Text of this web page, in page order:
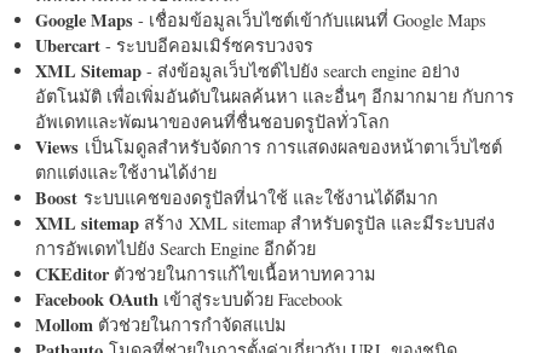
Google Maps - เชื่อมข้อมูลเว็บไซต์เข้ากับแผนที่ Google Maps
Ubercart - ระบบอีคอมเมิร์ซครบวงจร
XML Sitemap - ส่งข้อมูลเว็บไซต์ไปยัง search engine อย่าง
อัตโนมัติ เพื่อเพิ่มอันดับในผลค้นหา และอื่นๆ อีกมากมาย กับการ
อัพเดทและพัฒนาของคนที่ชื่นชอบดรูปัลทั่วโลก
Views เป็นโมดูลสำหรับจัดการ การแสดงผลของหน้าตาเว็บไซต์
ตกแต่งและใช้งานได้ง่าย
Boost ระบบแคชของดรูปัลที่น่าใช้ และใช้งานได้ดีมาก
XML sitemap สร้าง XML sitemap สำหรับดรูปัล และมีระบบส่ง
การอัพเดทไปยัง Search Engine อีกด้วย
CKEditorตัวช่วยในการแก้ไขเนื้อหาบทความ
Facebook OAuth เข้าสู่ระบบด้วย Facebook
Mollom ตัวช่วยในการกำจัดสแปม